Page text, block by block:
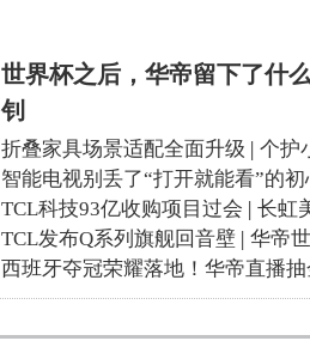
世界杯之后，华帝留下了什
钊
折叠家具场景适配全面升级 | 个护
智能电视别丢了“打开就能看”的初
TCL科技93亿收购项目过会 | 长虹
TCL发布Q系列旗舰回音壁 | 华帝
西班牙夺冠荣耀落地！华帝直播